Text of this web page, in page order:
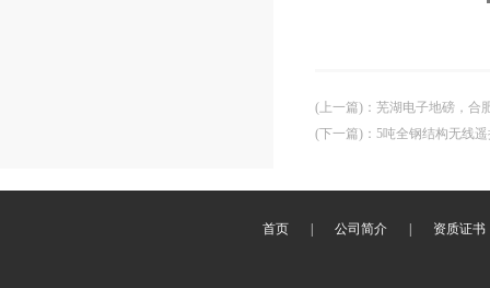
(上一篇) ： 芜湖电子地磅，合
(下一篇) ： 5吨全钢结构无线
首页 公司简介 资质证书